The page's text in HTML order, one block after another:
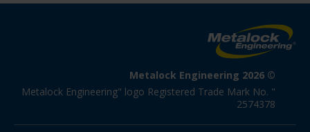
© Metalock Engineering 2026
"Metalock Engineering" logo Registered Trade Mark No.
2574378